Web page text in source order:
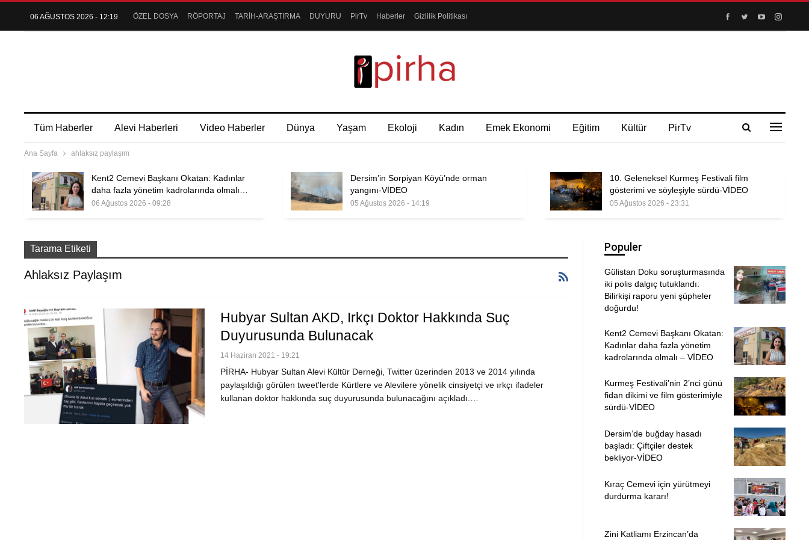
06 AĞUSTOS 2026 - 12:19 ÖZEL DOSYA RÖPORTAJ TARİH-ARAŞTIRMA DUYURU PirTv Haberler Gizlilik Politikası
Tüm Haberler Alevi Haberleri Video Haberler Dünya Yaşam Ekoloji Kadın Emek Ekonomi Eğitim Kültür PirTv
Ana Sayfa ahlaksız paylaşım
Kent2 Cemevi Başkanı Okatan: Kadınlar
daha fazla yönetim kadrolarında olmalı…
06 Ağustos 2026 - 09:28
Dersim’in Sorpiyan Köyü’nde orman
yangını-VİDEO
05 Ağustos 2026 - 14:19
10. Geleneksel Kurmeş Festivali film
gösterimi ve söyleşiyle sürdü-VİDEO
05 Ağustos 2026 - 23:31
Tarama Etiketi
Ahlaksız Paylaşım
Hubyar Sultan AKD, Irkçı Doktor Hakkında Suç
Duyurusunda Bulunacak
14 Haziran 2021 - 19:21
PİRHA- Hubyar Sultan Alevi Kültür Derneği, Twitter üzerinden 2013 ve 2014 yılında
paylaşıldığı görülen tweet'lerde Kürtlere ve Alevilere yönelik cinsiyetçi ve ırkçı ifadeler
kullanan doktor hakkında suç duyurusunda bulunacağını açıkladı.…
Populer
Gülistan Doku soruşturmasında
iki polis dalgıç tutuklandı:
Bilirkişi raporu yeni şüpheler
doğurdu!
Kent2 Cemevi Başkanı Okatan:
Kadınlar daha fazla yönetim
kadrolarında olmalı – VİDEO
Kurmeş Festivali’nin 2’nci günü
fidan dikimi ve film gösterimiyle
sürdü-VİDEO
Dersim’de buğday hasadı
başladı: Çiftçiler destek
bekliyor-VİDEO
Kıraç Cemevi için yürütmeyi
durdurma kararı!
Zini Katliamı Erzincan’da